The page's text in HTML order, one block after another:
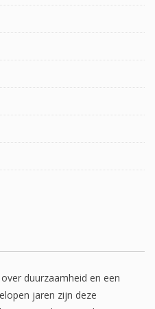
duurzaamheid en een
jaren zijn deze